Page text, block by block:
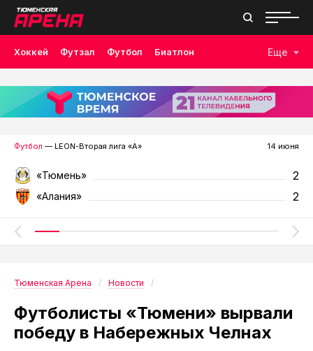
Хоккей Футзал Футбол Биатлон
Лыжные гонки Волейбол Плавание Дзюдо
Скалолазание Велоспорт Бокс
Еще
Футбол — LEON-Вторая лига «А» 14 июня
«Тюмень» 2
«Алания» 2
Тюменская Арена Новости
Футболисты «Тюмени» вырвали
победу в Набережных Челнах